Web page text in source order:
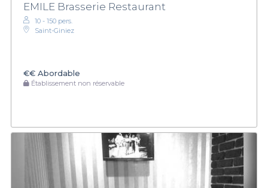
EMILE Brasserie Restaurant
10 - 150 pers.
Saint-Giniez
€€ Abordable
Établissement non réservable